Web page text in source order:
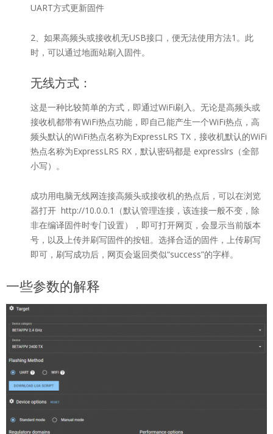
UART方式更新固件
2、如果高频头或接收机无USB接口，便无法使用方法1。此
时，可以通过地面站刷入固件。
无线方式：
这是一种比较简单的方式，即通过WiFi刷入。无论是高频头或
接收机都带有WiFi热点功能，即自己能产生一个WiFi热点，高
频头默认的WiFi热点名称为ExpressLRS TX，接收机默认的WiFi
热点名称为ExpressLRS RX，默认密码都是 expresslrs（全部
小写）。
成功用电脑无线网连接高频头或接收机的热点后，可以在浏览
器打开 http://10.0.0.1（默认管理连接，该连接一般不变，除
非在编译固件时专门设置），即可打开网页，会显示当前版本
号，以及上传并刷写固件的按钮。选择合适的固件，上传刷写
即可，刷写成功后，网页会返回类似“success”的字样。
一些参数的解释